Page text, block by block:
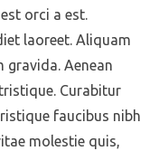
orci a est.
laoreet. Aliquam
gravida. Aenean
Curabitur
faucibus nibh
molestie quis,